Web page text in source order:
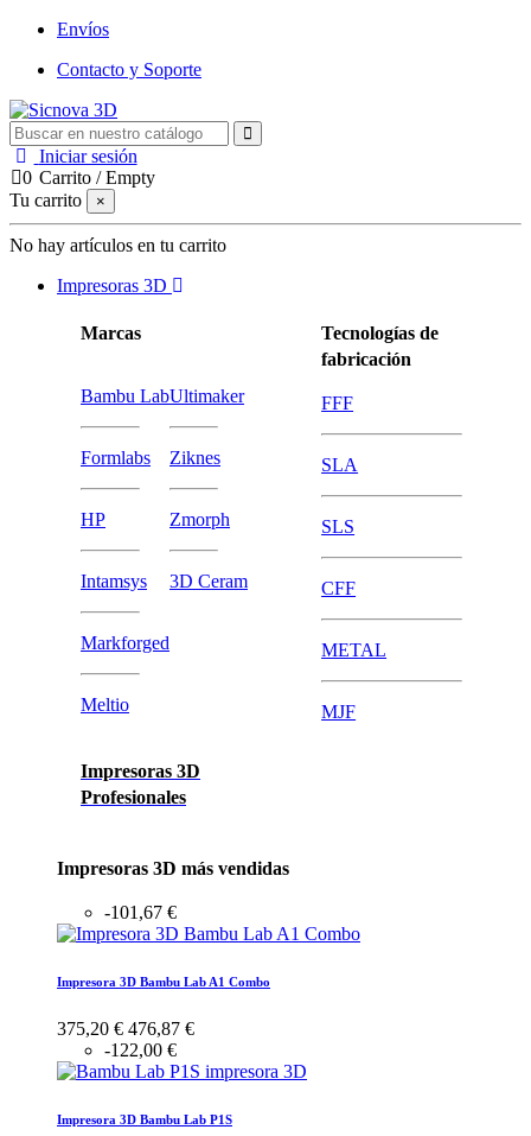
Envíos
Contacto y Soporte
Iniciar sesión
0 Carrito /Empty
Tu carrito
×
No hay artículos en tu carrito
Impresoras 3D
Marcas
Bambu Lab
Formlabs
HP
Intamsys
Markforged
Meltio
Ultimaker
Ziknes
Zmorph
3D Ceram
Impresoras 3D
Profesionales
Tecnologías de
fabricación
FFF
SLA
SLS
CFF
METAL
MJF
Impresoras 3D más vendidas
-101,67 €
Impresora 3D Bambu Lab A1 Combo
375,20 € 476,87 €
-122,00 €
Impresora 3D Bambu Lab P1S